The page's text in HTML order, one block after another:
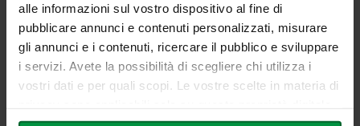
alle informazioni sul vostro dispositivo al fine di
pubblicare annunci e contenuti personalizzati, misurare
gli annunci e i contenuti, ricercare il pubblico e sviluppare
i servizi. Avete la possibilità di scegliere chi utilizza i
vostri dati e per quali scopi. Le vostre scelte in materia di
Music and Performing arts